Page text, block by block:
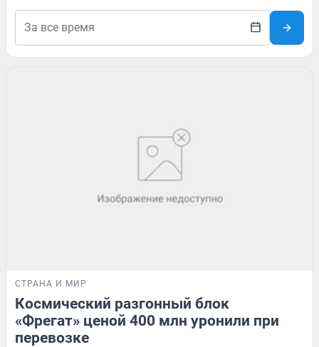
СТРАНА И МИР
Космический разгонный блок
«Фрегат» ценой 400 млн уронили при
перевозке